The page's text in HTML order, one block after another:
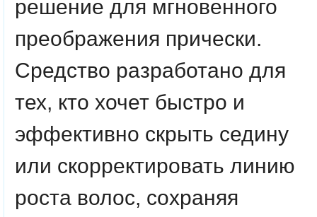
решение для мгновенного
преображения прически.
Средство разработано для
тех, кто хочет быстро и
эффективно скрыть седину
или скорректировать линию
роста волос, сохраняя